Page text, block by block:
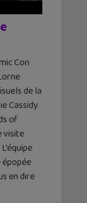
Con
de la
Cassidy
of
visite
en dire